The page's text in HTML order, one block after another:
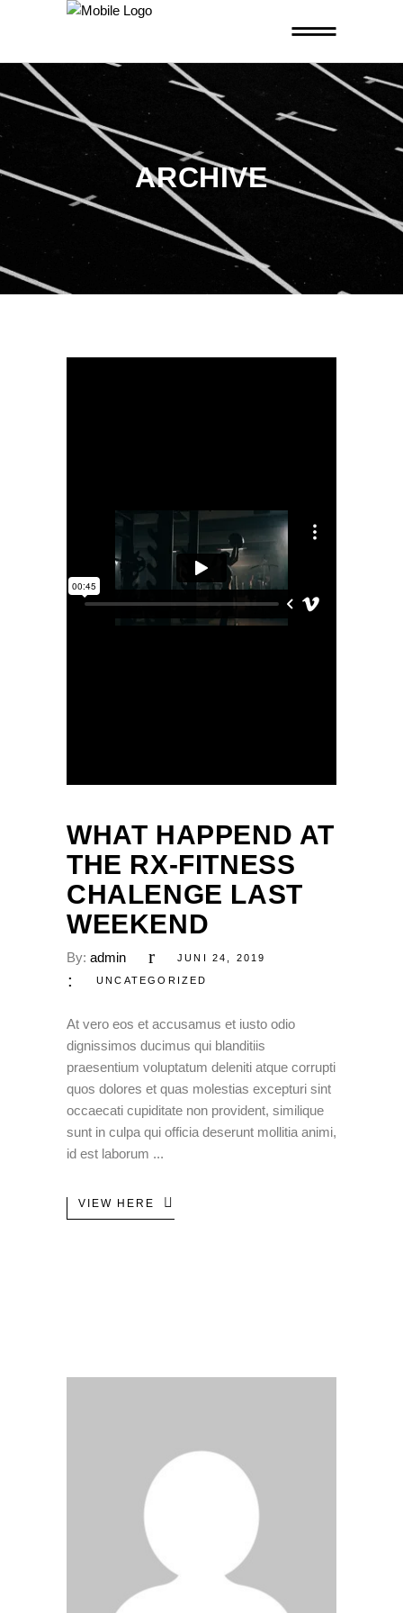
ARCHIVE
WHAT HAPPEND AT
THE RX-FITNESS
CHALENGE LAST
WEEKEND
By: admin JUNI 24, 2019
UNCATEGORIZED
At vero eos et accusamus et iusto odio
dignissimos ducimus qui blanditiis
praesentium voluptatum deleniti atque corrupti
quos dolores et quas molestias excepturi sint
occaecati cupiditate non provident, similique
sunt in culpa qui officia deserunt mollitia animi,
id est laborum
VIEW HERE